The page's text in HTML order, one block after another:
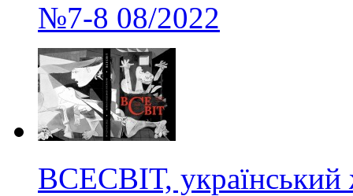
№7-8 08/2022
ВСЕСВІТ, український